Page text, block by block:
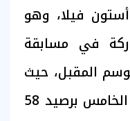
فيلا، وهو
في مسابقة
المقبل، حيث
يتواجد الفريق في الترتيب الخامس برصيد 58